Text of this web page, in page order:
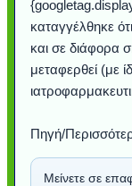
καταγγέλθηκε
και σε διάφορα
μεταφερθεί (με
Πηγή/
Μείνετε σε